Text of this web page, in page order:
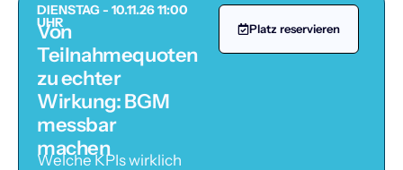
DIENSTAG - 10.11.26 11:00
UHR
Von
Teilnahmequoten
zu echter
Wirkung: BGM
messbar
machen
Welche KPIs wirklich
Platz reservieren